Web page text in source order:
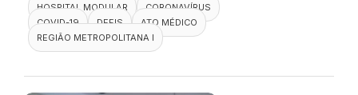
HOSPITAL MODULAR
CORONAVÍRUS
COVID-19
DEFIS
ATO MÉDICO
REGIÃO METROPOLITANA I